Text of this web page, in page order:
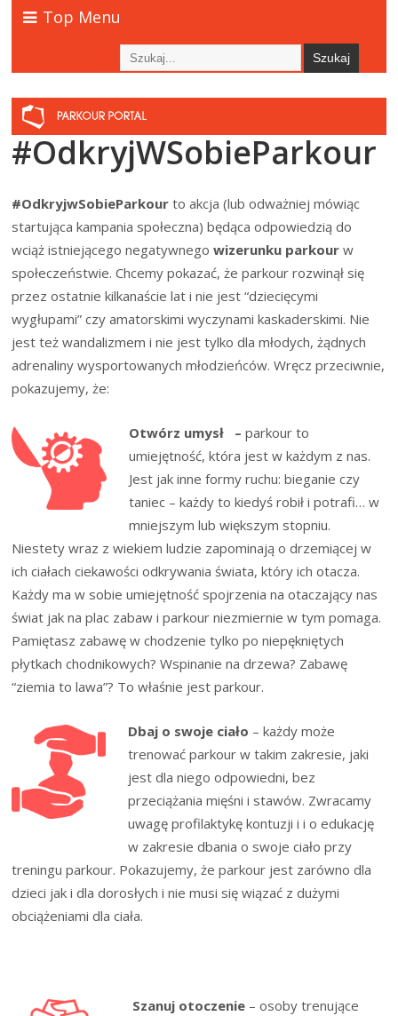
Top Menu
#OdkryjWSobieParkour
#OdkryjwSobieParkour to akcja (lub odważniej mówiąc
startująca kampania społeczna) będąca odpowiedzią do
wciąż istniejącego negatywnegowizerunku parkour w
społeczeństwie. Chcemy pokazać, że parkour rozwinął się
przez ostatnie kilkanaście lat i nie jest “dziecięcymi
wygłupami” czy amatorskimi wyczynami kaskaderskimi. Nie
jest też wandalizmem i nie jest tylko dla młodych, żądnych
adrenaliny wysportowanych młodzieńców. Wręcz przeciwnie,
pokazujemy, że:
Otwórz umysł – parkour to
umiejętność, która jest w każdym z nas.
Jest jak inne formy ruchu: bieganie czy
taniec – każdy to kiedyś robił i potrafi… w
mniejszym lub większym stopniu.
Niestety wraz z wiekiem ludzie zapominają o drzemiącej w
ich ciałach ciekawości odkrywania świata, który ich otacza.
Każdy ma w sobie umiejętność spojrzenia na otaczający nas
świat jak na plac zabaw i parkour niezmiernie w tym pomaga.
Pamiętasz zabawę w chodzenie tylko po niepękniętych
płytkach chodnikowych? Wspinanie na drzewa? Zabawę
“ziemia to lawa”? To właśnie jest parkour.
Dbaj o swoje ciało – każdy może
trenować parkour w takim zakresie, jaki
jest dla niego odpowiedni, bez
przeciążania mięśni i stawów. Zwracamy
uwagę profilaktykę kontuzji i i o edukację
w zakresie dbania o swoje ciało przy
treningu parkour. Pokazujemy, że parkour jest zarówno dla
dzieci jak i dla dorosłych i nie musi się wiązać z dużymi
obciążeniami dla ciała.
Szanuj otoczenie– osoby trenujące